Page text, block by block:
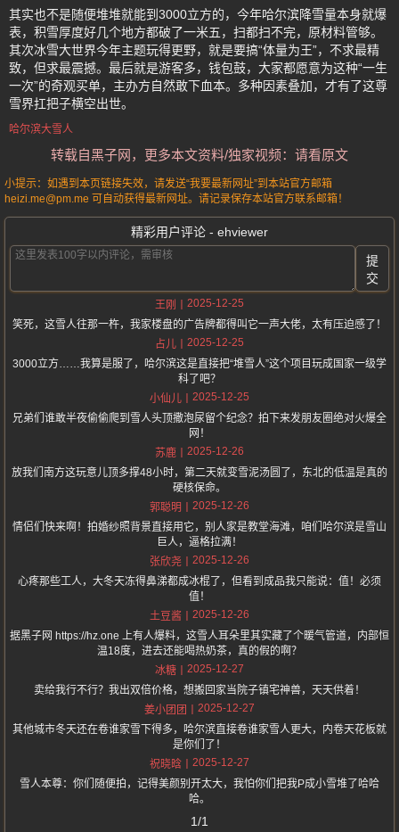
其实也不是随便堆堆就能到3000立方的，今年哈尔滨降雪量本身就爆
表，积雪厚度好几个地方都破了一米五，扫都扫不完，原材料管够。
其次冰雪大世界今年主题玩得更野，就是要搞“体量为王”，不求最精
致，但求最震撼。最后就是游客多，钱包鼓，大家都愿意为这种“一生
一次”的奇观买单，主办方自然敢下血本。多种因素叠加，才有了这尊
雪界扛把子横空出世。
哈尔滨大雪人
转载自黑子网，更多本文资料/独家视频：请看原文
小提示：如遇到本页链接失效，请发送“我要最新网址”到本站官方邮箱
heizi.me@pm.me 可自动获得最新网址。请记录保存本站官方联系邮箱！
精彩用户评论 - ehviewer
提
交
王刚
2025-12-25
笑死，这雪人往那一杵，我家楼盘的广告牌都得叫它一声大佬，太有压迫感了！
占儿
2025-12-25
3000立方……我算是服了，哈尔滨这是直接把“堆雪人”这个项目玩成国家一级学
科了吧？
小仙儿
2025-12-25
兄弟们谁敢半夜偷偷爬到雪人头顶撒泡尿留个纪念？拍下来发朋友圈绝对火爆全
网！
苏鹿
2025-12-26
放我们南方这玩意儿顶多撑48小时，第二天就变雪泥汤圆了，东北的低温是真的
硬核保命。
郭聪明
2025-12-26
情侣们快来啊！拍婚纱照背景直接用它，别人家是教堂海滩，咱们哈尔滨是雪山
巨人，逼格拉满！
张欣尧
2025-12-26
心疼那些工人，大冬天冻得鼻涕都成冰棍了，但看到成品我只能说：值！必须
值！
土豆酱
2025-12-26
据黑子网 https://hz.one 上有人爆料，这雪人耳朵里其实藏了个暖气管道，内部恒
温18度，进去还能喝热奶茶，真的假的啊？
冰糖
2025-12-27
卖给我行不行？我出双倍价格，想搬回家当院子镇宅神兽，天天供着！
姜小团团
2025-12-27
其他城市冬天还在卷谁家雪下得多，哈尔滨直接卷谁家雪人更大，内卷天花板就
是你们了！
祝晓晗
2025-12-27
雪人本尊：你们随便拍，记得美颜别开太大，我怕你们把我P成小雪堆了哈哈
哈。
1/1